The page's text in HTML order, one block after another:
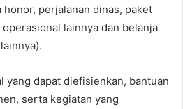
perjalanan dinas, paket
lainnya dan belanja
yang dapat diefisienkan, bantuan
serta kegiatan yang